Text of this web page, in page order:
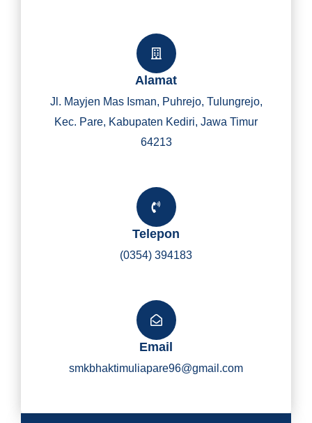
Y
I
Alamat
Jl. Mayjen Mas Isman, Puhrejo, Tulungrejo,
Kec. Pare, Kabupaten Kediri, Jawa Timur
64213
Telepon
(0354) 394183
Email
smkbhaktimuliapare96@gmail.com